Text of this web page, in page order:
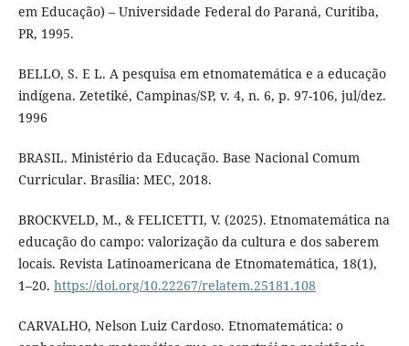
em Educação) – Universidade Federal do Paraná, Curitiba,
PR, 1995.
BELLO, S. E L. A pesquisa em etnomatemática e a educação
indígena. Zetetiké, Campinas/SP, v. 4, n. 6, p. 97-106, jul/dez.
1996
BRASIL. Ministério da Educação. Base Nacional Comum
Curricular. Brasília: MEC, 2018.
BROCKVELD, M., & FELICETTI, V. (2025). Etnomatemática na
educação do campo: valorização da cultura e dos saberem
locais. Revista Latinoamericana de Etnomatemática, 18(1),
1–20. https://doi.org/10.22267/relatem.25181.108
CARVALHO, Nelson Luiz Cardoso. Etnomatemática: o